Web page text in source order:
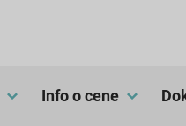
Info o cene